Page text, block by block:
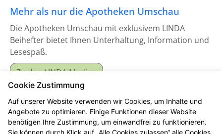
Mehr als nur die Apotheken Umschau
Die Apotheken Umschau mit exklusivem LINDA
Beihefter bietet Ihnen Unterhaltung, Information und
Lesespaß.
Zu den LINDA Medien
Cookie Zustimmung
Auf unserer Website verwenden wir Cookies, um Inhalte und
Angebote zu optimieren. Einige Funktionen dieser Website
benötigen Ihre Zustimmung, um einwandfrei zu funktionieren.
Sie können durch Klick auf „Alle Cookies zulassen“ alle Cookies